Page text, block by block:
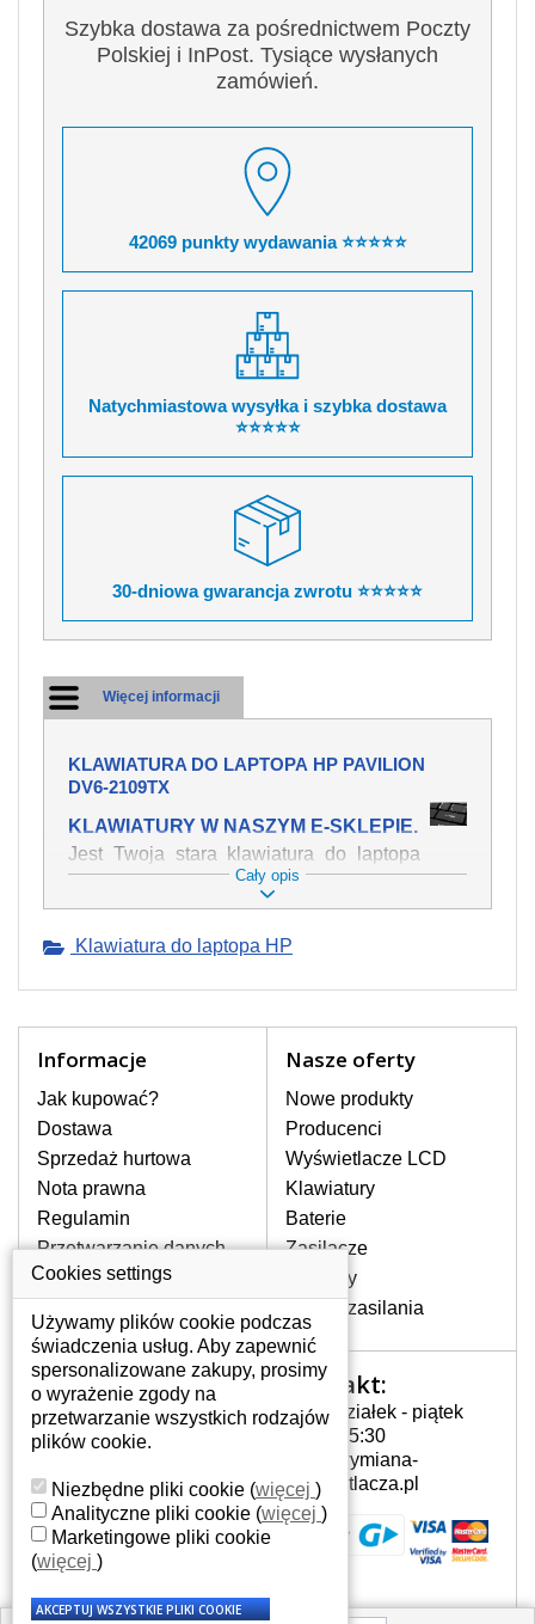
Szybka dostawa za pośrednictwem Poczty
Polskiej i InPost. Tysiące wysłanych
zamówień.
42069 punkty wydawania ⭐⭐⭐⭐⭐
Natychmiastowa wysyłka i szybka dostawa
⭐⭐⭐⭐⭐
30-dniowa gwarancja zwrotu ⭐⭐⭐⭐⭐
Więcej informacji
KLAWIATURA DO LAPTOPA HP PAVILION
DV6-2109TX
KLAWIATURY W NASZYM E-SKLEPIE.
Jest Twoja stara klawiatura do laptopa
HP Pavilion dv6-2109tx mechanicznie
uszkodzona, polałeś ją płynem, który
swojej pozycji? Kup nową klawiaturę,
Oferujemy oryginalne klawiatury w
stronie internetowej ją znajdziesz za
pomocy wyszukiwarki. Wystarczy znać
model laptopa. Przy każdej klawiaturze
nie może brakować szczególowe zdjęcie
do aktualnego stanu naszego magazynu.
W JAKI SPOSÓB MOŻE SIĘ
PRZEJAWIAĆ USTERKA
Częstymi objawami są pomijanie liter
czy wyświetlanie innych liter oraz
dublowanie tych samych znaków. W
przypadku podlicia klawisze nie
powrócą do pierwotnej pozycji. Albo
też uszkodzenie mechaniczne, np.
JAK TO DZIAŁA?
Klawiatura składa się z kilku
warstw folii, z których przewodzą
przewodzące warstwy.
Cały opis
Klawiatura do laptopa HP
Informacje
Jak kupować?
Dostawa
Sprzedaż hurtowa
Nota prawna
Regulamin
Przetwarzanie danych
osobowych
Gdzie nas znajdziesz
Nasze oferty
Nowe produkty
Producenci
Wyświetlacze LCD
Klawiatury
Baterie
Zasilacze
Zawiasy
Złącza zasilania
Twoje konto
Twoje konto
Dane osobowe
Adresy
Historia zamówień
Kontakt:
Poniedziałek - piątek
7:00 - 15:30
info@wymiana-
wyswietlacza.pl
Cookies settings
Używamy plików cookie podczas
świadczenia usług. Aby zapewnić
spersonalizowane zakupy, prosimy
o wyrażenie zgody na
przetwarzanie wszystkich rodzajów
plików cookie.
Niezbędne pliki cookie (więcej )
Analityczne pliki cookie (więcej )
Marketingowe pliki cookie
(więcej )